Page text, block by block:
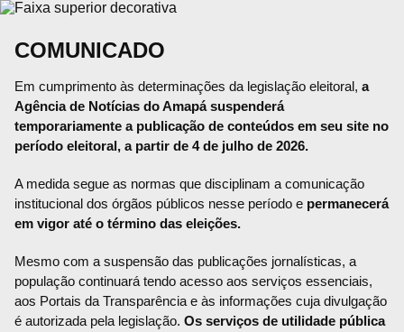
COMUNICADO
Em cumprimento às determinações da legislação eleitoral, a
Agência de Notícias do Amapá suspenderá
temporariamente a publicação de conteúdos em seu site no
período eleitoral, a partir de 4 de julho de 2026.
A medida segue as normas que disciplinam a comunicação
institucional dos órgãos públicos nesse período e permanecerá
em vigor até o término das eleições.
Mesmo com a suspensão das publicações jornalísticas, a
população continuará tendo acesso aos serviços essenciais,
aos Portais da Transparência e às informações cuja divulgação
é autorizada pela legislação. Os serviços de utilidade pública